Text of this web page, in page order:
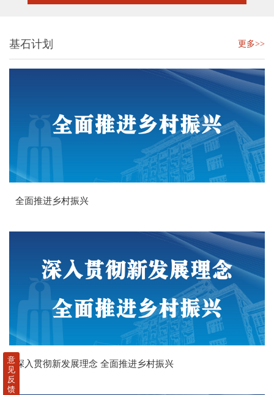
基石计划 更多>>
全面推进乡村振兴
深入贯彻新发展理念 全面推进乡村振兴
意
见
反
馈